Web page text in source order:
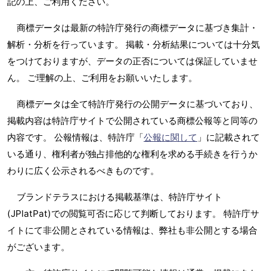
商標データは最新の特許庁発行の商標データに基づき集計・
解析・分析を行っています。 掲載・分析結果については十分気
をつけておりますが、データの正否については保証していませ
ん。 ご理解の上、ご利用をお願いいたします。
商標データは全て特許庁発行の公開データに基づいており、
掲載内容は特許庁サイトで公開されている商標公報等と同等の
内容です。 公報情報は、特許庁「公報に関して 」に記載されて
いる通り、権利者が独占排他的な権利を求める手続きを行うか
わりに広く公示されるべきものです。
ブランドテラスにおける掲載基準は、特許庁サイト
(JPlatPat)での閲覧可否に応じて判断しております。 特許庁サ
イトにて非公開とされている情報は、弊社も非公開とする場合
がございます。